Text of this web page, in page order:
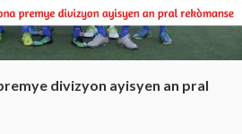
divizyon ayisyen an pral